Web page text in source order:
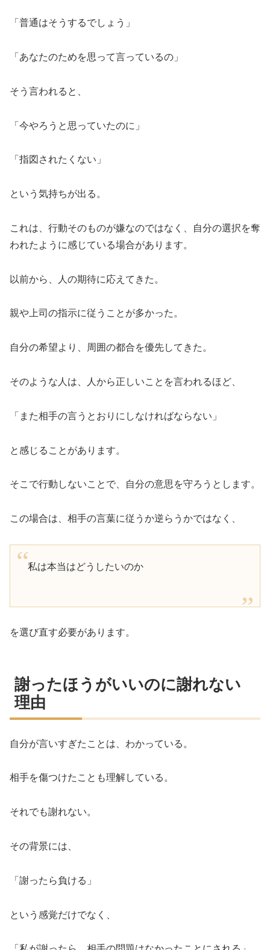
「普通はそうするでしょう」
「あなたのためを思って言っているの」
そう言われると、
「今やろうと思っていたのに」
「指図されたくない」
という気持ちが出る。
これは、行動そのものが嫌なのではなく、自分の選択を奪
われたように感じている場合があります。
以前から、人の期待に応えてきた。
親や上司の指示に従うことが多かった。
自分の希望より、周囲の都合を優先してきた。
そのような人は、人から正しいことを言われるほど、
「また相手の言うとおりにしなければならない」
と感じることがあります。
そこで行動しないことで、自分の意思を守ろうとします。
この場合は、相手の言葉に従うか逆らうかではなく、
私は本当はどうしたいのか
を選び直す必要があります。
謝ったほうがいいのに謝れない
理由
自分が言いすぎたことは、わかっている。
相手を傷つけたことも理解している。
それでも謝れない。
その背景には、
「謝ったら負ける」
という感覚だけでなく、